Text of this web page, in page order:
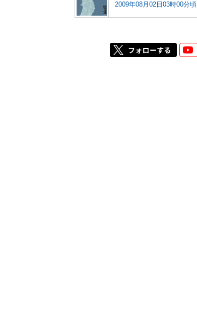
2009年08月02日03時00分頃